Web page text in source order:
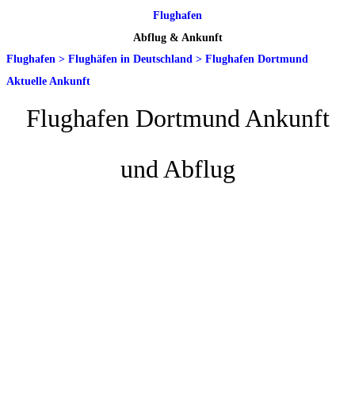
Flughafen
Abflug & Ankunft
Flughafen > Flughäfen in Deutschland > Flughafen Dortmund
Aktuelle Ankunft
Flughafen Dortmund Ankunft
und Abflug